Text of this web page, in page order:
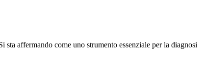
affermando come uno strumento essenziale per la diagnosi